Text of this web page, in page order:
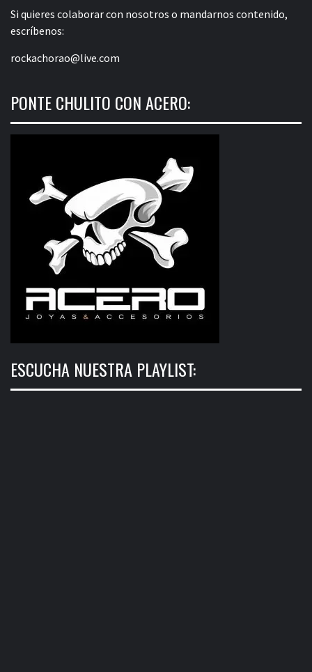
Si quieres colaborar con nosotros o mandarnos contenido,
escríbenos:
rockachorao@live.com
PONTE CHULITO CON ACERO:
ESCUCHA NUESTRA PLAYLIST: